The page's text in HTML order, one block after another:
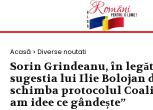
Acasă Diverse noutati
Sorin Grindeanu, în
sugestia lui Ilie Bolojan
schimba protocolul
am idee ce gândește”